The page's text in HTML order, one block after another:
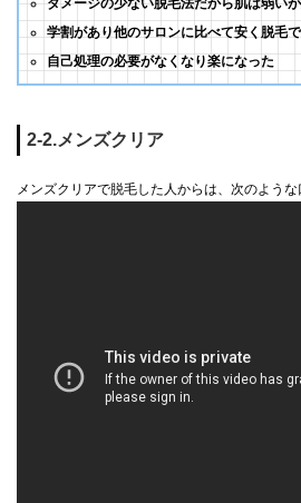
学割があり他のサロンに比べて安く脱毛
自己処理の必要がなくなり楽になった
2-2.メンズクリア
メンズクリアで脱毛した人からは、次のような